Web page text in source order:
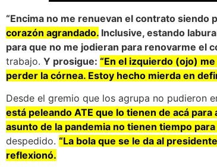
“Encima no me renuevan el contrato siendo
corazón agrandado. Inclusive, estando
para que no me jodieran para renovarme el
trabajo. Y prosigue: “En el izquierdo (ojo)
perder la córnea. Estoy hecho mierda en
Desde el gremio que los agrupa no pudieron
está peleando ATE que lo tienen de acá
asunto de la pandemia no tienen tiempo
despedido. “La bola que se le da al
reflexionó.